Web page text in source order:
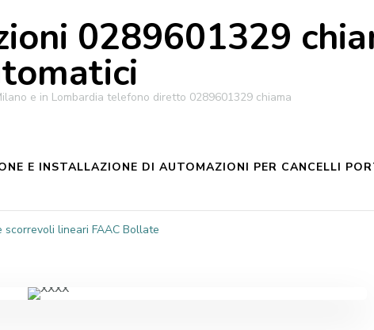
0289601329
e in Lombardia telefono diretto 0289601329 chiama
E INSTALLAZIONE DI AUTOMAZIONI PER CANCELLI
scorrevoli lineari FAAC Bollate